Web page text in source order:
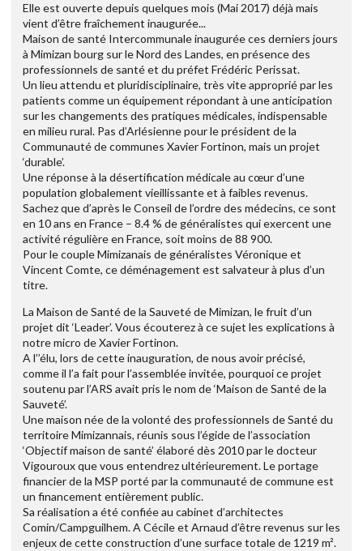
Elle est ouverte depuis quelques mois (Mai 2017) déjà mais
vient d’être fraîchement inaugurée...
Maison de santé Intercommunale inaugurée ces derniers jours
à Mimizan bourg sur le Nord des Landes, en présence des
professionnels de santé et du préfet Frédéric Perissat.
Un lieu attendu et pluridisciplinaire, très vite approprié par les
patients comme un équipement répondant à une anticipation
sur les changements des pratiques médicales, indispensable
en milieu rural. Pas d’Arlésienne pour le président de la
Communauté de communes Xavier Fortinon, mais un projet
‘durable’.
Une réponse à la désertification médicale au cœur d’une
population globalement vieillissante et à faibles revenus.
Sachez que d’après le Conseil de l’ordre des médecins, ce sont
en 10 ans en France – 8.4 % de généralistes qui exercent une
activité régulière en France, soit moins de 88 900.
Pour le couple Mimizanais de généralistes Véronique et
Vincent Comte, ce déménagement est salvateur à plus d’un
titre.
La Maison de Santé de la Sauveté de Mimizan, le fruit d’un
projet dit ‘Leader’. Vous écouterez à ce sujet les explications à
notre micro de Xavier Fortinon.
A l’’élu, lors de cette inauguration, de nous avoir précisé,
comme il l’a fait pour l’assemblée invitée, pourquoi ce projet
soutenu par l’ARS avait pris le nom de ‘Maison de Santé de la
Sauveté’.
Une maison née de la volonté des professionnels de Santé du
territoire Mimizannais, réunis sous l’égide de l’association
‘Objectif maison de santé’ élaboré dès 2010 par le docteur
Vigouroux que vous entendrez ultérieurement. Le portage
financier de la MSP porté par la communauté de commune est
un financement entièrement public.
Sa réalisation a été confiée au cabinet d’architectes
Comin/Campguilhem. A Cécile et Arnaud d’être revenus sur les
enjeux de cette construction d’une surface totale de 1219 m².